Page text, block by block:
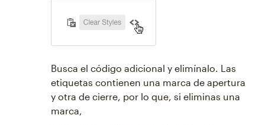
Busca el código adicional y elimínalo. Las
etiquetas contienen una marca de apertura
y otra de cierre, por lo que, si eliminas una
marca,